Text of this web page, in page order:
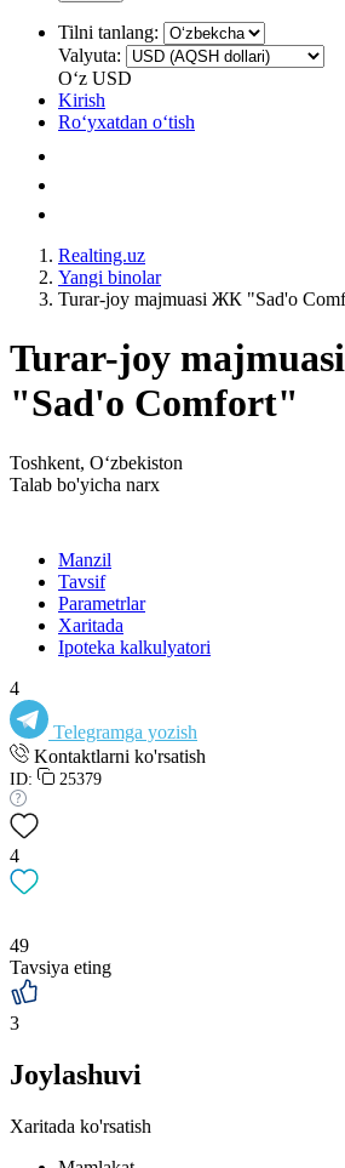
Tilni tanlang:
Valyuta:
Oʻz USD
Kirish
Roʻyxatdan oʻtish
Realting.uz
Yangi binolar
Turar-joy majmuasi ЖК "Sad'o
Turar-joy
"Sad'o Comfort"
Toshkent, Oʻzbekiston
Talab bo'yicha narx
Manzil
Tavsif
Parametrlar
Xaritada
Ipoteka kalkulyatori
4
Telegramga yozish
Kontaktlarni ko'rsatish
ID: 25379
4
49
Tavsiya eting
3
Joylashuvi
Xaritada ko'rsatish